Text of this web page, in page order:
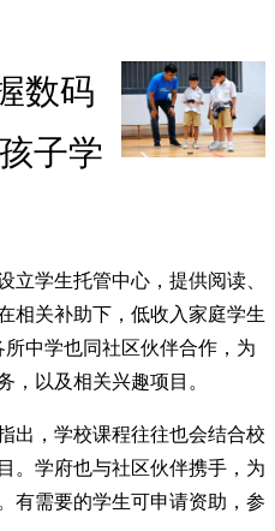
数码
子学
立学生托管中心，提供阅读、
相关补助下，低收入家庭学生
中学也同社区伙伴合作，为
，以及相关兴趣项目。
出，学校课程往往也会结合校
。学府也与社区伙伴携手，为
有需要的学生可申请资助，参